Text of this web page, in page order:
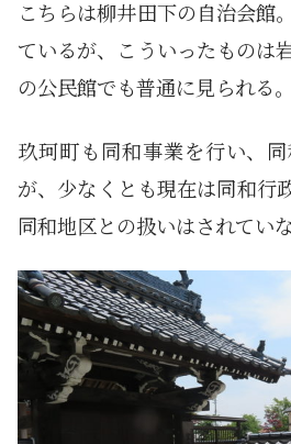
こちらは柳井田下の自治会館
ているが、こういったものは
の公民館でも普通に見られる。
玖珂町も同和事業を行い、
が、少なくとも現在は同和行
同和地区との扱いはされていな